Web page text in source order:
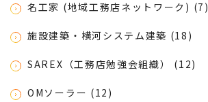
名工家 (地域工務店ネットワーク) (7)
施設建築・横河システム建築 (18)
SAREX（工務店勉強会組織） (12)
OMソーラー (12)